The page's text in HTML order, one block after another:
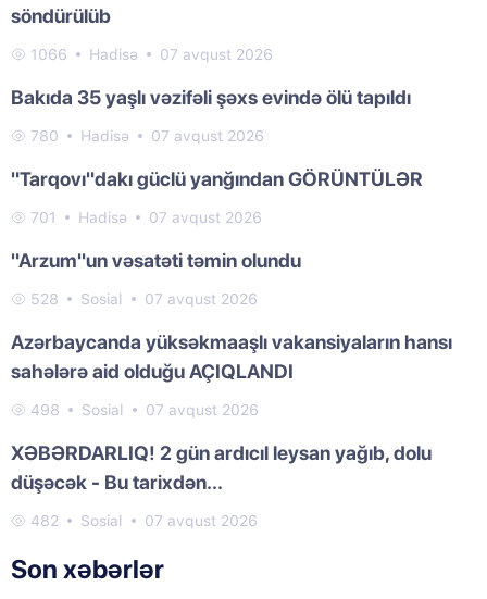
söndürülüb
1066 Hadisə 07 avqust 2026
Bakıda 35 yaşlı vəzifəli şəxs evində ölü tapıldı
780 Hadisə 07 avqust 2026
"Tarqovı"dakı güclü yanğından GÖRÜNTÜLƏR
701 Hadisə 07 avqust 2026
"Arzum"un vəsatəti təmin olundu
528 Sosial 07 avqust 2026
Azərbaycanda yüksəkmaaşlı vakansiyaların hansı
sahələrə aid olduğu AÇIQLANDI
498 Sosial 07 avqust 2026
XƏBƏRDARLIQ! 2 gün ardıcıl leysan yağıb, dolu
düşəcək - Bu tarixdən...
482 Sosial 07 avqust 2026
Son xəbərlər